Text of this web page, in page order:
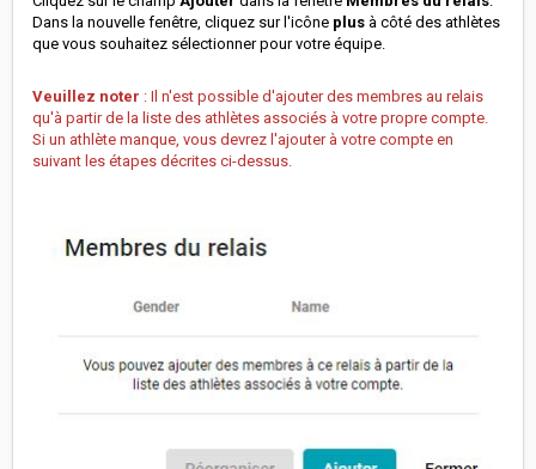
Dans la nouvelle fenêtre, cliquez sur l'icône plus à côté des athlètes
que vous souhaitez sélectionner pour votre équipe.
Veuillez noter : Il n'est possible d'ajouter des membres au relais
qu'à partir de la liste des athlètes associés à votre propre compte.
Si un athlète manque, vous devrez l'ajouter à votre compte en
suivant les étapes décrites ci-dessus.